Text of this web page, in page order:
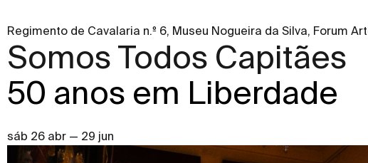
Regimento de Cavalaria n.º 6, Museu Nogueira da Silva, Forum
Somos Todos Capitães
50 anos em Liberdade
sáb 26 abr — 29 jun